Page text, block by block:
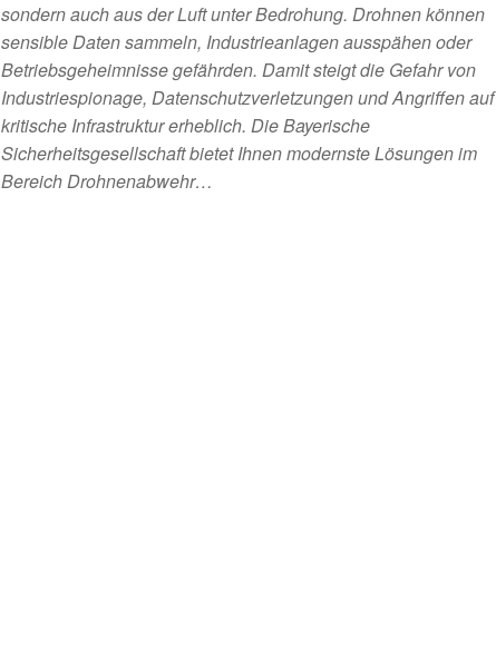
sondern auch aus der Luft unter Bedrohung. Drohnen können
sensible Daten sammeln, Industrieanlagen ausspähen oder
Betriebsgeheimnisse gefährden. Damit steigt die Gefahr von
Industriespionage, Datenschutzverletzungen und Angriffen auf
kritische Infrastruktur erheblich. Die Bayerische
Sicherheitsgesellschaft bietet Ihnen modernste Lösungen im
Bereich Drohnenabwehr…